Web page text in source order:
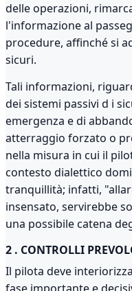
delle operazioni,
l'informazione al
procedure, affinché si
sicuri.
Tali informazioni,
dei sistemi passivi d i
emergenza e di
atterraggio forzato o
nella misura in cui il
contesto dialettico
tranquillità; infatti,
insensato, servirebbe
una possibile catena
2 . CONTROLLI
Il pilota deve